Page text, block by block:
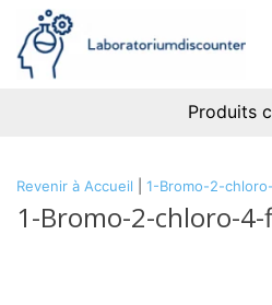
Produits
Revenir à Accueil 1-Bromo-2-
1-Bromo-2-chloro-4-